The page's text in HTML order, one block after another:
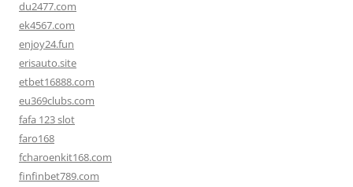
du2477.com
ek4567.com
enjoy24.fun
erisauto.site
etbet16888.com
eu369clubs.com
fafa 123 slot
faro168
fcharoenkit168.com
finfinbet789.com